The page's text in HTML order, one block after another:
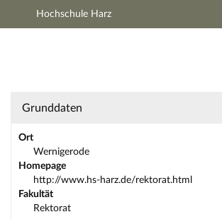
Hauptnavigation
Hochschule Harz
Einrichtung: Rektorat - Kurzinfo
Grunddaten
Ort
Wernigerode
Homepage
http://www.hs-harz.de/rektorat.html
Fakultät
Rektorat